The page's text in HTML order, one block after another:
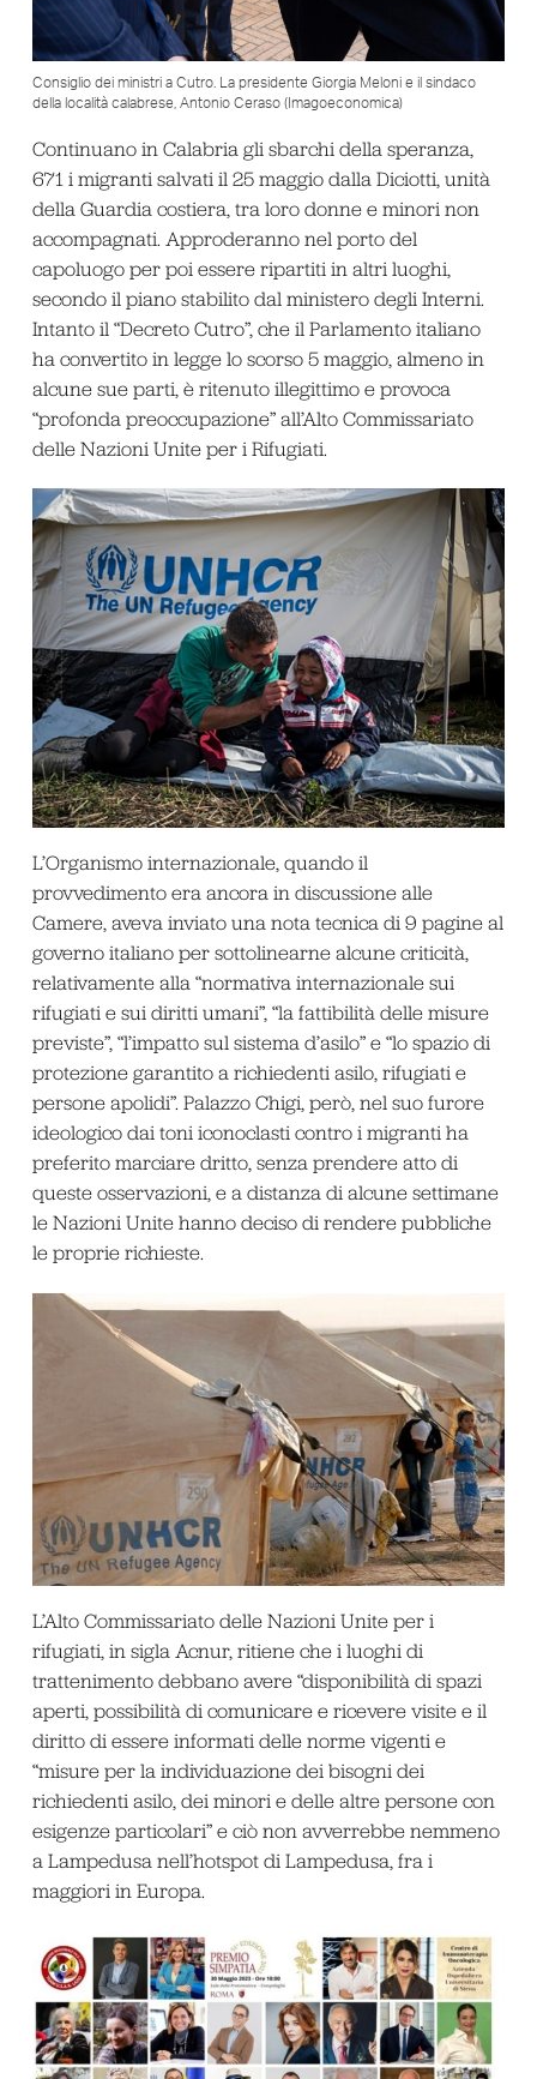
Consiglio dei ministri a Cutro. La presidente Giorgia Meloni e il sindaco
della località calabrese, Antonio Ceraso (Imagoeconomica)
Continuano in Calabria gli sbarchi della speranza,
671 i migranti salvati il 25 maggio dalla Diciotti, unità
della Guardia costiera, tra loro donne e minori non
accompagnati. Approderanno nel porto del
capoluogo per poi essere ripartiti in altri luoghi,
secondo il piano stabilito dal ministero degli Interni.
Intanto il “Decreto Cutro”, che il Parlamento italiano
ha convertito in legge lo scorso 5 maggio, almeno in
alcune sue parti, è ritenuto illegittimo e provoca
“profonda preoccupazione” all’Alto Commissariato
delle Nazioni Unite per i Rifugiati.
L’Organismo internazionale, quando il
provvedimento era ancora in discussione alle
Camere, aveva inviato una nota tecnica di 9 pagine al
governo italiano per sottolinearne alcune criticità,
relativamente alla “normativa internazionale sui
rifugiati e sui diritti umani”, “la fattibilità delle misure
previste”, “l’impatto sul sistema d’asilo” e “lo spazio di
protezione garantito a richiedenti asilo, rifugiati e
persone apolidi”. Palazzo Chigi, però, nel suo furore
ideologico dai toni iconoclasti contro i migranti ha
preferito marciare dritto, senza prendere atto di
queste osservazioni, e a distanza di alcune settimane
le Nazioni Unite hanno deciso di rendere pubbliche
le proprie richieste.
L’Alto Commissariato delle Nazioni Unite per i
rifugiati, in sigla Acnur, ritiene che i luoghi di
trattenimento debbano avere “disponibilità di spazi
aperti, possibilità di comunicare e ricevere visite e il
diritto di essere informati delle norme vigenti e
“misure per la individuazione dei bisogni dei
richiedenti asilo, dei minori e delle altre persone con
esigenze particolari” e ciò non avverrebbe nemmeno
a Lampedusa nell’hotspot di Lampedusa, fra i
maggiori in Europa.